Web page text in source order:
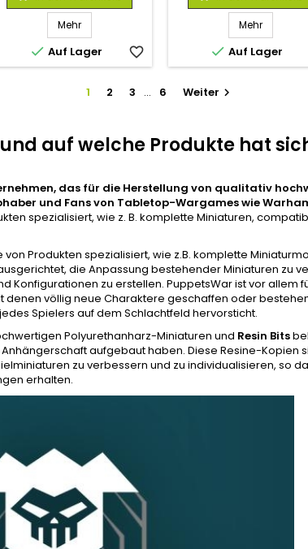
Mehr
 Auf Lager favorite_border
Mehr
 Auf Lager
1 2 3 … 6 Weiter 
auf welche Produkte hat
das für die Herstellung von qualitativ
und Fans von Tabletop-Wargames wie
spezialisiert, wie z. B. komplette Miniaturen,
Produkten spezialisiert, wie z.B. komplette
die Anpassung bestehender Miniaturen zu
Konfigurationen zu erstellen. PuppetsWar ist vor allem
denen völlig neue Charaktere geschaffen oder
Spielers auf dem Schlachtfeld hervorsticht.
Polyurethanharz-Miniaturen und Resin Bits
aufgebaut haben. Diese Resine-Kopien
zu verbessern und zu individualisieren, so
erhalten.